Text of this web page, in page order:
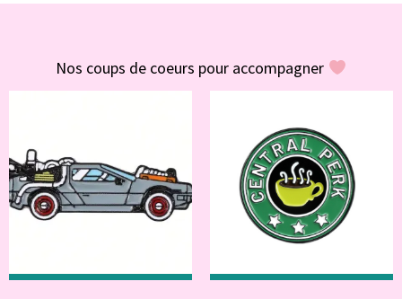
Nos coups de coeurs pour accompagner